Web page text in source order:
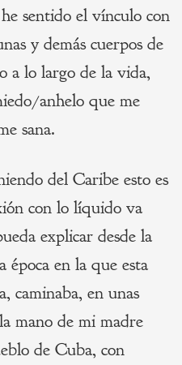
sentido el vínculo con
y demás cuerpos de
a lo largo de la vida,
anhelo que me
sana.
del Caribe esto es
con lo líquido va
explicar desde la
época en la que esta
caminaba, en unas
mano de mi madre
de Cuba, con